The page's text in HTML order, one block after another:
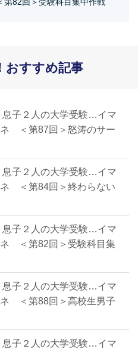
おすすめ記事
子２人の大学受験…イマ
ネ ＜第87回＞怒涛のサー
子２人の大学受験…イマ
ネ ＜第84回＞終わらない
子２人の大学受験…イマ
ネ ＜第82回＞受験科目集
子２人の大学受験…イマ
ネ ＜第88回＞高校生男子
子２人の大学受験…イマ